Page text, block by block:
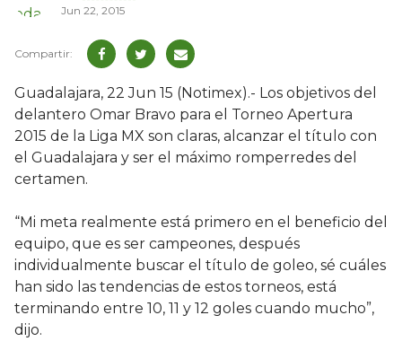
Jun 22, 2015
Guadalajara, 22 Jun 15 (Notimex).- Los objetivos del
delantero Omar Bravo para el Torneo Apertura
2015 de la Liga MX son claras, alcanzar el título con
el Guadalajara y ser el máximo romperredes del
certamen.
“Mi meta realmente está primero en el beneficio del
equipo, que es ser campeones, después
individualmente buscar el título de goleo, sé cuáles
han sido las tendencias de estos torneos, está
terminando entre 10, 11 y 12 goles cuando mucho”,
dijo.